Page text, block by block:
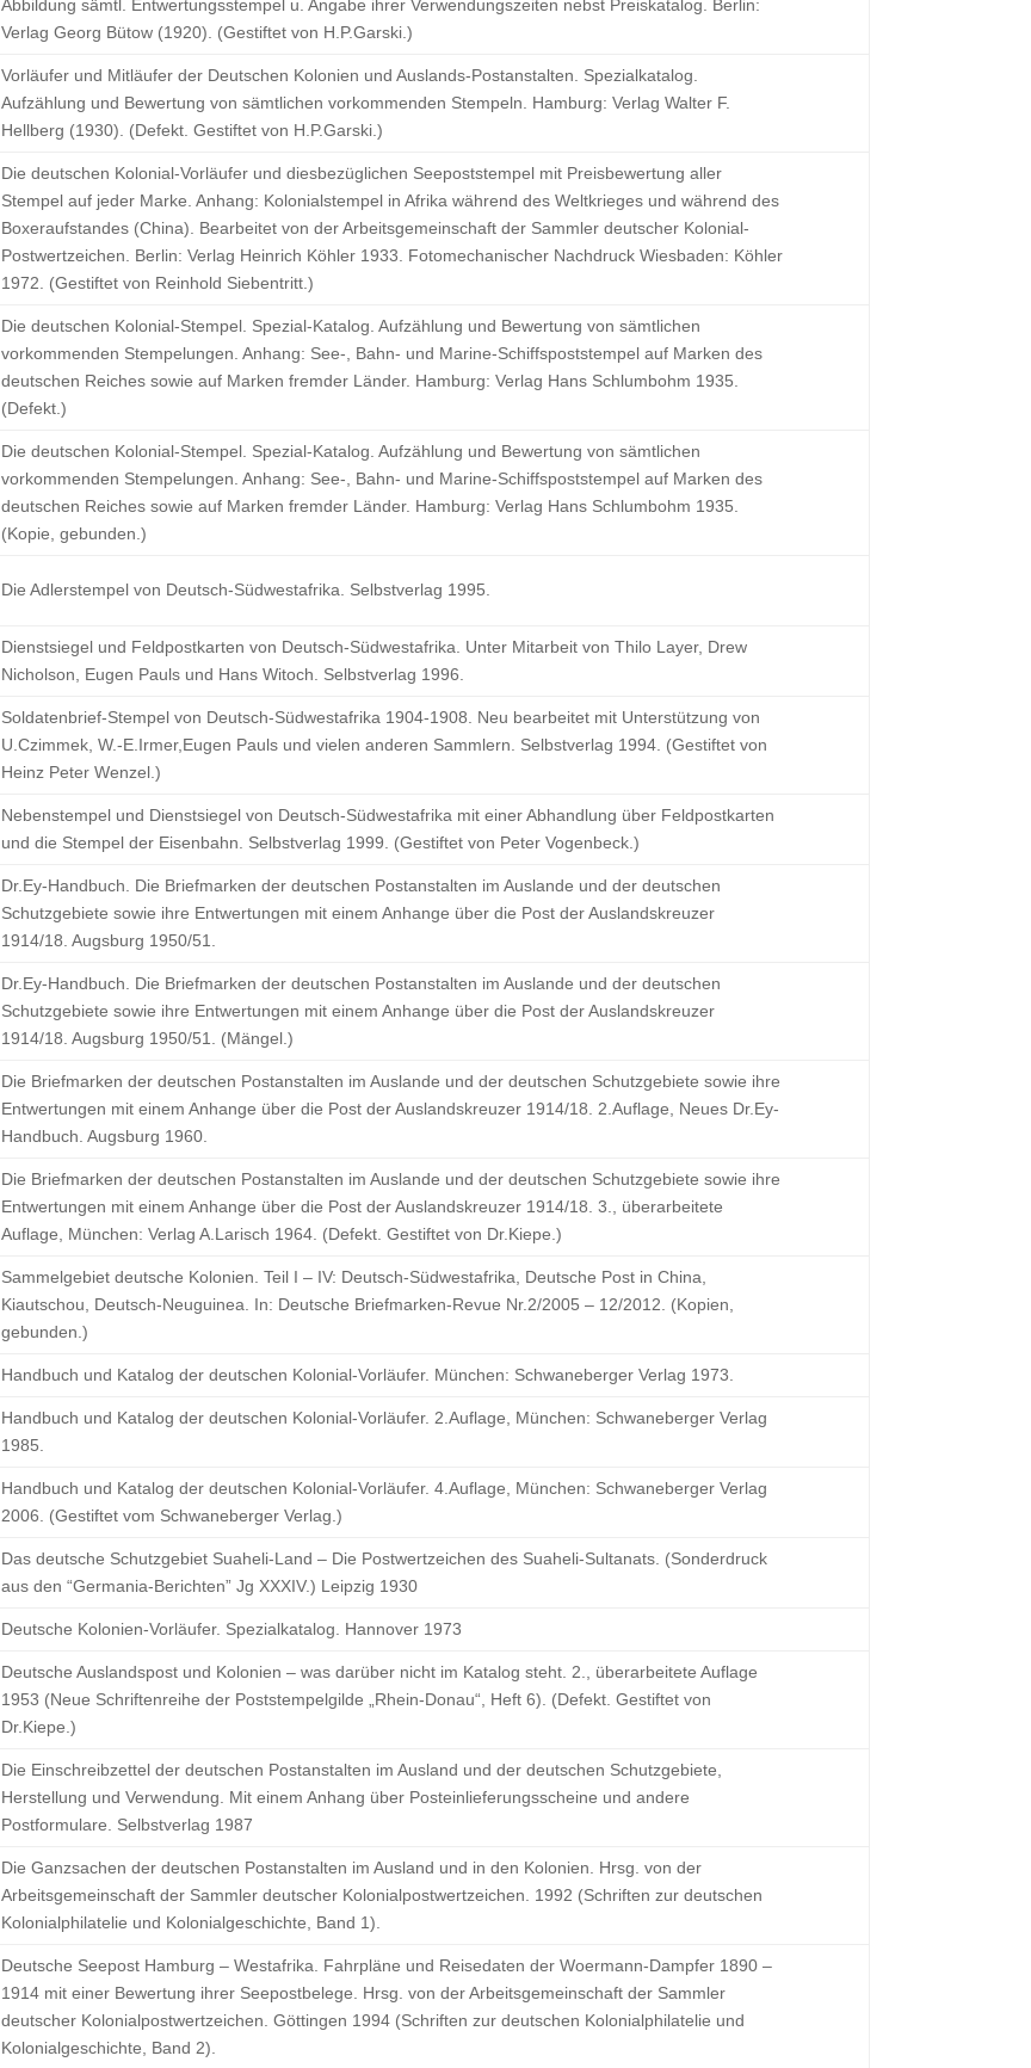
Abbildung sämtl. Entwertungsstempel u. Angabe ihrer Verwendungszeiten nebst Preiskatalog. Berlin:
Verlag Georg Bütow (1920). (Gestiftet von H.P.Garski.)
Vorläufer und Mitläufer der Deutschen Kolonien und Auslands-Postanstalten. Spezialkatalog.
Aufzählung und Bewertung von sämtlichen vorkommenden Stempeln. Hamburg: Verlag Walter F.
Hellberg (1930). (Defekt. Gestiftet von H.P.Garski.)
Die deutschen Kolonial-Vorläufer und diesbezüglichen Seepoststempel mit Preisbewertung aller
Stempel auf jeder Marke. Anhang: Kolonialstempel in Afrika während des Weltkrieges und während des
Boxeraufstandes (China). Bearbeitet von der Arbeitsgemeinschaft der Sammler deutscher Kolonial-
Postwertzeichen. Berlin: Verlag Heinrich Köhler 1933. Fotomechanischer Nachdruck Wiesbaden: Köhler
1972. (Gestiftet von Reinhold Siebentritt.)
Die deutschen Kolonial-Stempel. Spezial-Katalog. Aufzählung und Bewertung von sämtlichen
vorkommenden Stempelungen. Anhang: See-, Bahn- und Marine-Schiffspoststempel auf Marken des
deutschen Reiches sowie auf Marken fremder Länder. Hamburg: Verlag Hans Schlumbohm 1935.
(Defekt.)
Die deutschen Kolonial-Stempel. Spezial-Katalog. Aufzählung und Bewertung von sämtlichen
vorkommenden Stempelungen. Anhang: See-, Bahn- und Marine-Schiffspoststempel auf Marken des
deutschen Reiches sowie auf Marken fremder Länder. Hamburg: Verlag Hans Schlumbohm 1935.
(Kopie, gebunden.)
Die Adlerstempel von Deutsch-Südwestafrika. Selbstverlag 1995.
Dienstsiegel und Feldpostkarten von Deutsch-Südwestafrika. Unter Mitarbeit von Thilo Layer, Drew
Nicholson, Eugen Pauls und Hans Witoch. Selbstverlag 1996.
Soldatenbrief-Stempel von Deutsch-Südwestafrika 1904-1908. Neu bearbeitet mit Unterstützung von
U.Czimmek, W.-E.Irmer,Eugen Pauls und vielen anderen Sammlern. Selbstverlag 1994. (Gestiftet von
Heinz Peter Wenzel.)
Nebenstempel und Dienstsiegel von Deutsch-Südwestafrika mit einer Abhandlung über Feldpostkarten
und die Stempel der Eisenbahn. Selbstverlag 1999. (Gestiftet von Peter Vogenbeck.)
Dr.Ey-Handbuch. Die Briefmarken der deutschen Postanstalten im Auslande und der deutschen
Schutzgebiete sowie ihre Entwertungen mit einem Anhange über die Post der Auslandskreuzer
1914/18. Augsburg 1950/51.
Dr.Ey-Handbuch. Die Briefmarken der deutschen Postanstalten im Auslande und der deutschen
Schutzgebiete sowie ihre Entwertungen mit einem Anhange über die Post der Auslandskreuzer
1914/18. Augsburg 1950/51. (Mängel.)
Die Briefmarken der deutschen Postanstalten im Auslande und der deutschen Schutzgebiete sowie ihre
Entwertungen mit einem Anhange über die Post der Auslandskreuzer 1914/18. 2.Auflage, Neues Dr.Ey-
Handbuch. Augsburg 1960.
Die Briefmarken der deutschen Postanstalten im Auslande und der deutschen Schutzgebiete sowie ihre
Entwertungen mit einem Anhange über die Post der Auslandskreuzer 1914/18. 3., überarbeitete
Auflage, München: Verlag A.Larisch 1964. (Defekt. Gestiftet von Dr.Kiepe.)
Sammelgebiet deutsche Kolonien. Teil I – IV: Deutsch-Südwestafrika, Deutsche Post in China,
Kiautschou, Deutsch-Neuguinea. In: Deutsche Briefmarken-Revue Nr.2/2005 – 12/2012. (Kopien,
gebunden.)
Handbuch und Katalog der deutschen Kolonial-Vorläufer. München: Schwaneberger Verlag 1973.
Handbuch und Katalog der deutschen Kolonial-Vorläufer. 2.Auflage, München: Schwaneberger Verlag
1985.
Handbuch und Katalog der deutschen Kolonial-Vorläufer. 4.Auflage, München: Schwaneberger Verlag
2006. (Gestiftet vom Schwaneberger Verlag.)
Das deutsche Schutzgebiet Suaheli-Land – Die Postwertzeichen des Suaheli-Sultanats. (Sonderdruck
aus den “Germania-Berichten” Jg XXXIV.) Leipzig 1930
Deutsche Kolonien-Vorläufer. Spezialkatalog. Hannover 1973
Deutsche Auslandspost und Kolonien – was darüber nicht im Katalog steht. 2., überarbeitete Auflage
1953 (Neue Schriftenreihe der Poststempelgilde „Rhein-Donau“, Heft 6). (Defekt. Gestiftet von
Dr.Kiepe.)
Die Einschreibzettel der deutschen Postanstalten im Ausland und der deutschen Schutzgebiete,
Herstellung und Verwendung. Mit einem Anhang über Posteinlieferungsscheine und andere
Postformulare. Selbstverlag 1987
Die Ganzsachen der deutschen Postanstalten im Ausland und in den Kolonien. Hrsg. von der
Arbeitsgemeinschaft der Sammler deutscher Kolonialpostwertzeichen. 1992 (Schriften zur deutschen
Kolonialphilatelie und Kolonialgeschichte, Band 1).
Deutsche Seepost Hamburg – Westafrika. Fahrpläne und Reisedaten der Woermann-Dampfer 1890 –
1914 mit einer Bewertung ihrer Seepostbelege. Hrsg. von der Arbeitsgemeinschaft der Sammler
deutscher Kolonialpostwertzeichen. Göttingen 1994 (Schriften zur deutschen Kolonialphilatelie und
Kolonialgeschichte, Band 2).